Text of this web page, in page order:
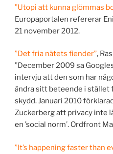
”Utopi att kunna glömmas
Europaportalen refererar
21 november 2012.
”Det fria nätets fiender”,
”December 2009 sa
intervju att den som har
ändra sitt beteende i stället
skydd. Januari 2010
Zuckerberg att privacy inte
en ’social norm’. Ordfront
”It’s happening faster than